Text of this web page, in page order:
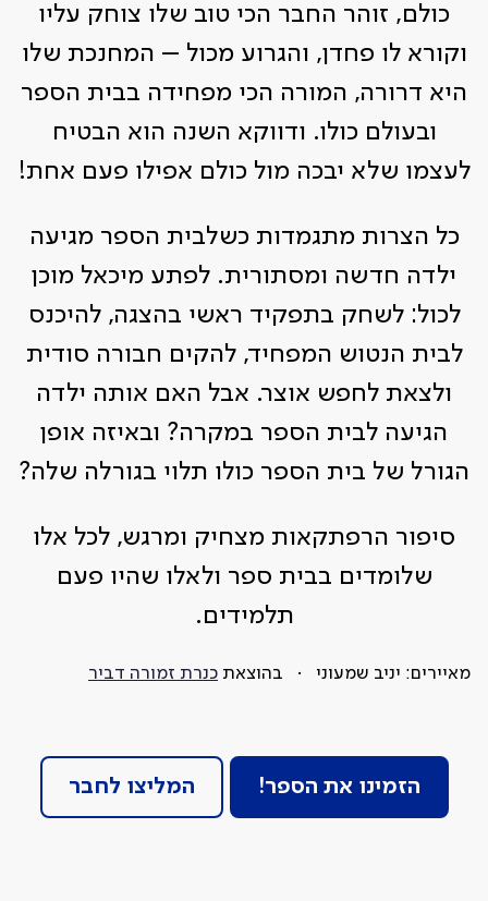
כולם, זוהר החבר הכי טוב שלו צוחק עליו
וקורא לו פחדן, והגרוע מכול – המחנכת שלו
היא דרורה, המורה הכי מפחידה בבית הספר
ובעולם כולו. ודווקא השנה הוא הבטיח
לעצמו שלא יבכה מול כולם אפילו פעם אחת!
כל הצרות מתגמדות כשלבית הספר מגיעה
ילדה חדשה ומסתורית. לפתע מיכאל מוכן
לכול: לשחק בתפקיד ראשי בהצגה, להיכנס
לבית הנטוש המפחיד, להקים חבורה סודית
ולצאת לחפש אוצר. אבל האם אותה ילדה
הגיעה לבית הספר במקרה? ובאיזה אופן
הגורל של בית הספר כולו תלוי בגורלה שלה?
סיפור הרפתקאות מצחיק ומרגש, לכל אלו
שלומדים בבית ספר ולאלו שהיו פעם
תלמידים.
מאיירים: יניב שמעוני בהוצאת כנרת זמורה דביר
הזמינו את הספר! המליצו לחבר